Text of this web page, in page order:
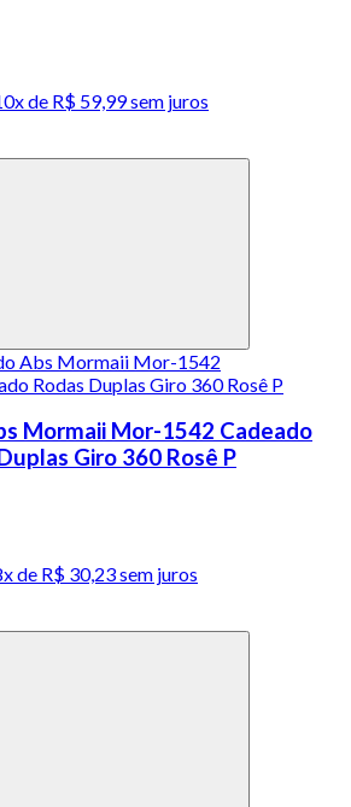
de R$ 59,99 sem juros
Mormaii Mor-1542 Cadeado
Giro 360 Rosê P
de R$ 30,23 sem juros